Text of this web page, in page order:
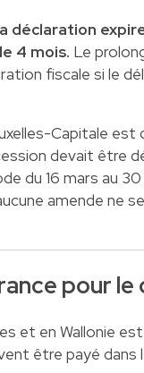
déclaration
4 mois. Le
fiscale si le
Capitale est
devait être
du 16 mars au
amende ne
pour le
et en Wallonie
être payé dans